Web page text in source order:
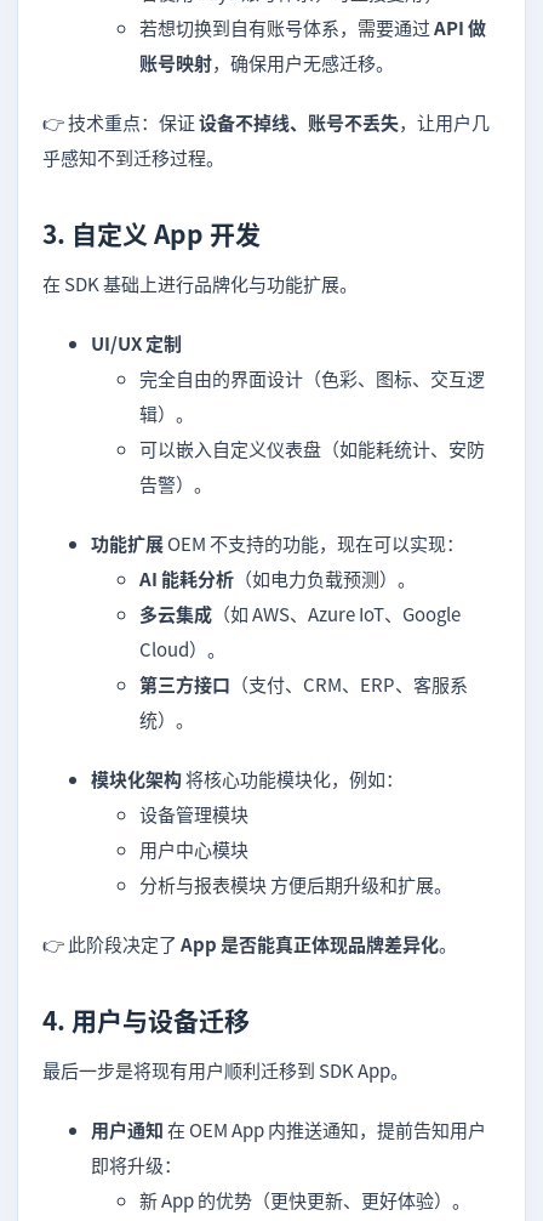
若想切换到自有账号体系，需要通过API 做
账号映射，确保用户无感迁移。
👉 技术重点：保证设备不掉线、账号不丢失，让用户几
乎感知不到迁移过程。
3. 自定义 App 开发
在 SDK 基础上进行品牌化与功能扩展。
UI/UX 定制
完全自由的界面设计（色彩、图标、交互逻
辑）。
可以嵌入自定义仪表盘（如能耗统计、安防
告警）。
功能扩展OEM 不支持的功能，现在可以实现：
AI 能耗分析 （如电力负载预测）。
多云集成 （如 AWS、Azure IoT、Google
Cloud）。
第三方接口 （支付、CRM、ERP、客服系
统）。
模块化架构将核心功能模块化，例如：
设备管理模块
用户中心模块
分析与报表模块 方便后期升级和扩展。
👉 此阶段决定了 App 是否能真正体现品牌差异化。
4. 用户与设备迁移
最后一步是将现有用户顺利迁移到 SDK App。
用户通知在 OEM App 内推送通知，提前告知用户
即将升级：
新 App 的优势（更快更新、更好体验）。